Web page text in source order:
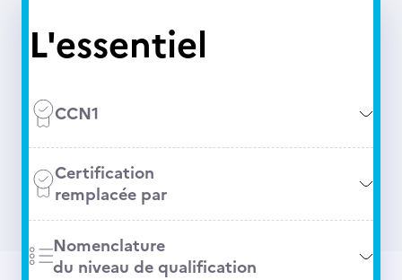
L'essentiel
CCN1
Certification
remplacée par
Nomenclature
du niveau de qualification